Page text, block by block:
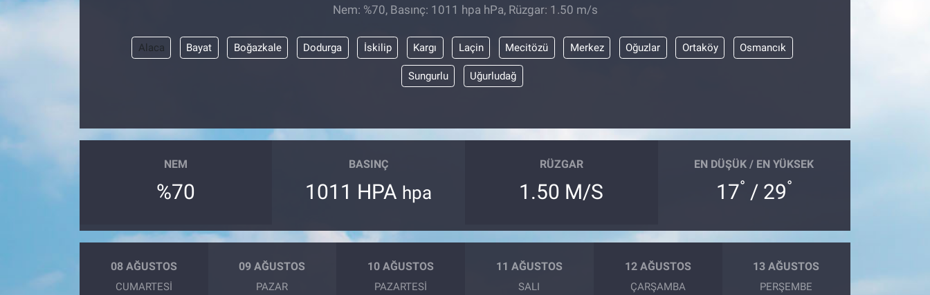
Nem: %70, Basınç: 1011 hpa hPa, Rüzgar: 1.50 m/s
Alaca Bayat Boğazkale Dodurga İskilip Kargı Laçin Mecitözü Merkez Oğuzlar Ortaköy Osmancık
Sungurlu Uğurludağ
NEM
%70
BASINÇ
1011 HPA hpa
RÜZGAR
1.50 M/S
EN DÜŞÜK / EN YÜKSEK
17° / 29°
08 AĞUSTOS
CUMARTESI
09 AĞUSTOS
PAZAR
10 AĞUSTOS
PAZARTESI
11 AĞUSTOS
SALI
12 AĞUSTOS
ÇARŞAMBA
13 AĞUSTOS
PERŞEMBE